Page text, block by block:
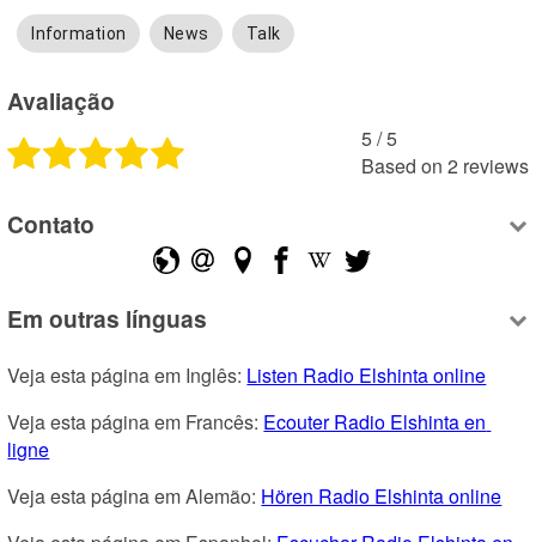
Information News Talk
Avaliação
5 /5
Based on 2 reviews
Contato
Em outras línguas
Veja esta página em Inglês: Listen Radio Elshinta online
Veja esta página em Francês: Ecouter Radio Elshinta en
ligne
Veja esta página em Alemão: Hören Radio Elshinta online